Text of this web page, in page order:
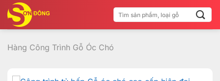
qua
nội
dung
Tìm
kiếm:
Hàng Công Trình Gỗ Óc Chó